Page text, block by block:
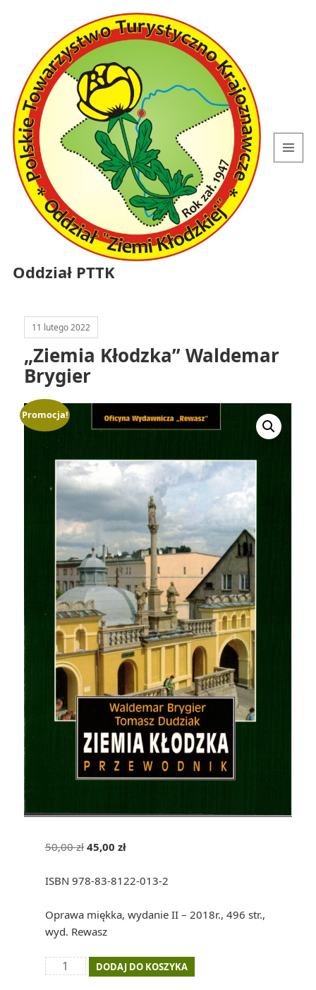
Oddział PTTK
11 lutego 2022
„Ziemia Kłodzka” Waldemar
Brygier
Promocja!
50,00zł Pierwotna
wynosiła:
45,00 złAktualna
wynosi:
ISBN 978-83-8122-013-2
Oprawa miękka, wydanie II – 2018r., 496 str.,
wyd. Rewasz
ilość
DODAJ DO KOSZYKA